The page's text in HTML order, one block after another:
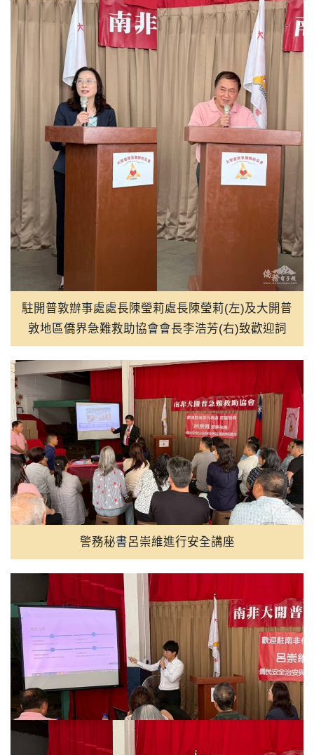
駐開普敦辦事處處長陳瑩莉處長陳瑩莉(左)及大開普
敦地區僑界急難救助協會會長李浩芳(右)致歡迎詞
警務秘書呂崇維進行安全講座